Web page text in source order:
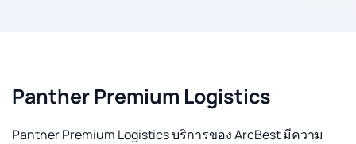
Panther Premium Logistics
Panther Premium Logistics บริการของ ArcBest มีความ